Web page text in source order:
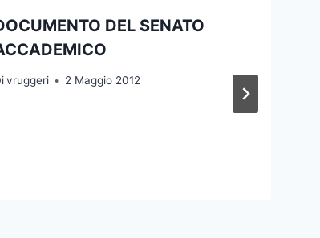
DEL SENATO
vruggeri 2 Maggio 2012